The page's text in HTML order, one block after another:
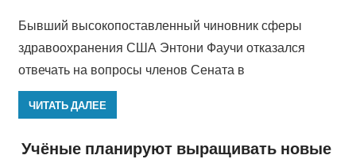
Бывший высокопоставленный чиновник сферы
здравоохранения США Энтони Фаучи отказался
отвечать на вопросы членов Сената в
ЧИТАТЬ ДАЛЕЕ
Учёные планируют выращивать новые